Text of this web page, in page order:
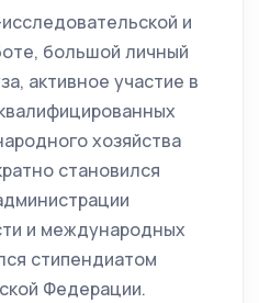
и
большой личный
активное участие в
хозяйства
становился
и международных
стипендиатом
Федерации.